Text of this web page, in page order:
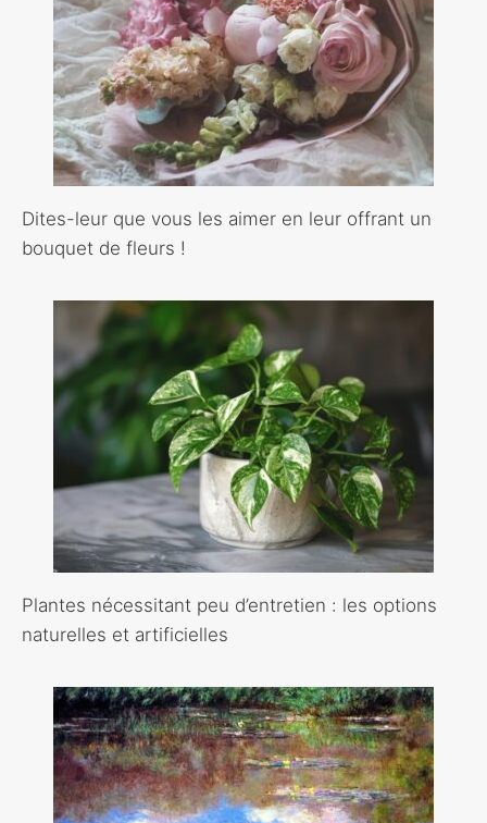
Dites-leur que vous les aimer en leur offrant un
bouquet de fleurs !
Plantes nécessitant peu d’entretien : les options
naturelles et artificielles